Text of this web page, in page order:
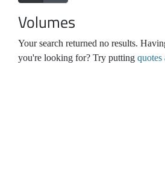
Volumes
Your search returned no results.
you're looking for? Try putting quotes